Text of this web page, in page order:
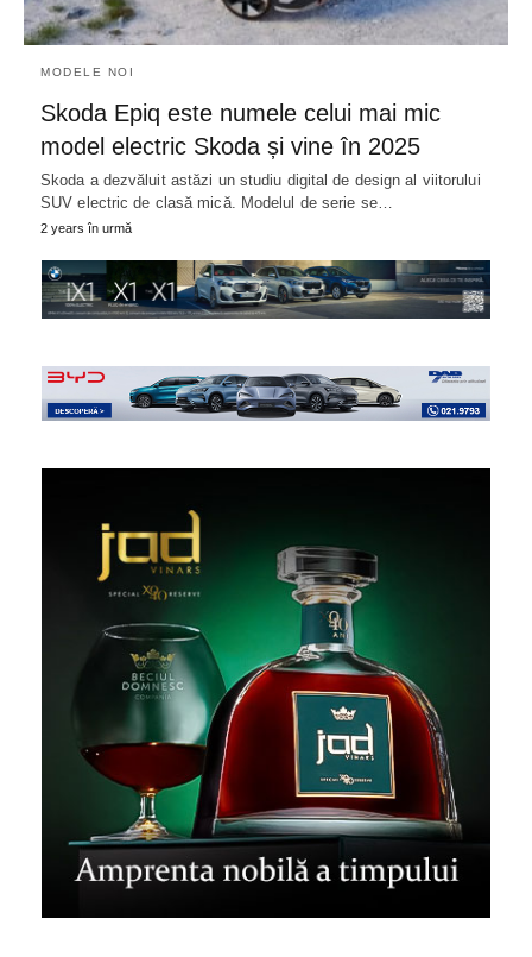
MODELE NOI
Skoda Epiq este numele celui mai mic
model electric Skoda și vine în 2025
Skoda a dezvăluit astăzi un studiu digital de design al viitorului
SUV electric de clasă mică. Modelul de serie se…
2 years în urmă